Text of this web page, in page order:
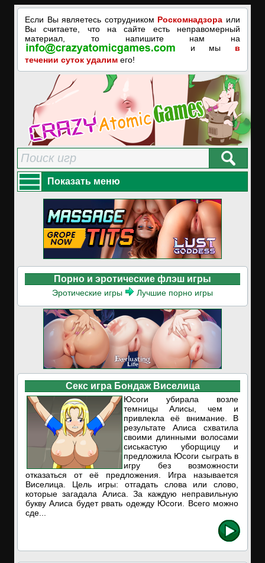
Если Вы являетесь сотрудником Роскомнадзора или
Вы считаете, что на сайте есть неправомерный
материал, то напишите нам на
и мы в
течении суток удалим его!
Показать меню
Порно и эротические флэш игры
Эротические игры Лучшие порно игры
Секс игра Бондаж Виселица
Юсоги убирала возле
темницы Алисы, чем и
привлекла её внимание. В
результате Алиса схватила
своими длинными волосами
сиськастую уборщицу и
предложила Юсоги сыграть в
игру без возможности
отказаться от её предложения. Игра называется
Виселица. Цель игры: отгадать слова или слово,
которые загадала Алиса. За каждую неправильную
букву Алиса будет рвать одежду Юсоги. Всего можно
сде...